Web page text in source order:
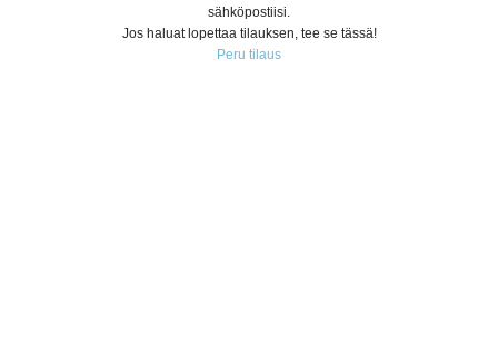
sähköpostiisi.
Jos haluat lopettaa tilauksen, tee se tässä!
Peru tilaus